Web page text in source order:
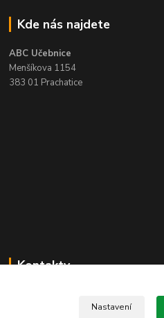
Kde nás najdete
ABC Učebnice
Menšíkova 1154
383 01 Prachatice
Kontakty
Zákaznická podpora ABC
+420 388 314 136
Nastavení